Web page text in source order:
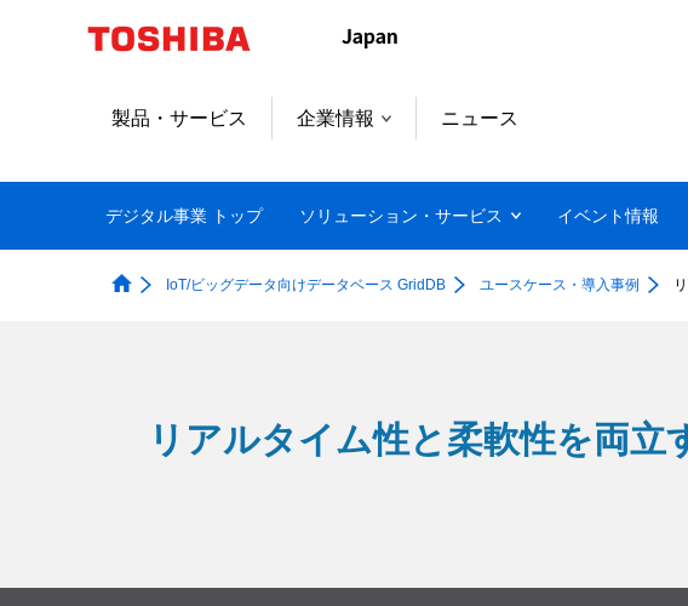
ャ
プ
製品・サービス 企業情報 ニュース
デジタル事業 トップ ソリューション・サービス イベント情報
IoT/ビッグデータ向けデータベース GridDB ユースケース・導入事例
リアルタイム性と柔軟性を両